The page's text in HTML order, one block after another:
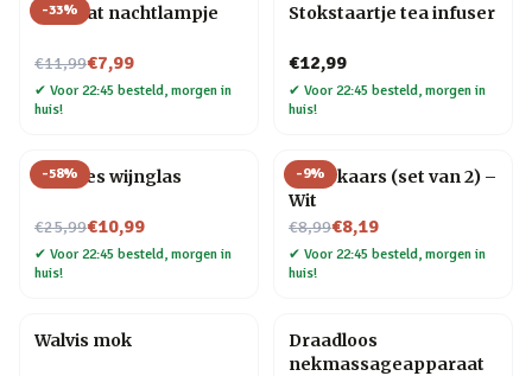
-33%
Mini kat nachtlampje
€11,99
Nu voor€7,99
✔ Voor 22:45 besteld, morgen in
huis!
Stokstaartje tea infuser
€12,99
✔ Voor 22:45 besteld, morgen in
huis!
-58%
Wijnfles wijnglas
€25,99
Nu voor€10,99
✔ Voor 22:45 besteld, morgen in
huis!
-9%
Druipkaars (set van 2) –
Wit
€8,99
Nu voor€8,19
✔ Voor 22:45 besteld, morgen in
huis!
Walvis mok
Draadloos
nekmassageapparaat